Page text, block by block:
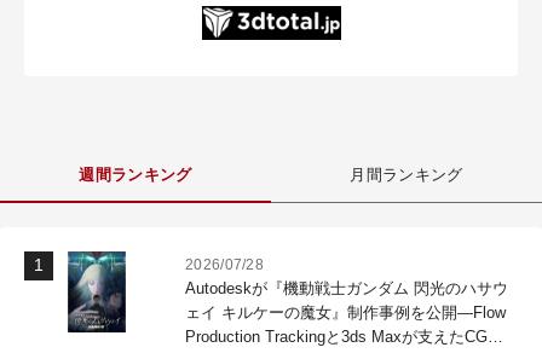
週間ランキング 月間ランキング
2026/07/28
Autodeskが『機動戦士ガンダム 閃光のハサウ
ェイ キルケーの魔女』制作事例を公開―Flow
Production Trackingと3ds Maxが支えたCG制